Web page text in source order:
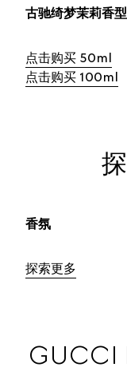
古驰绮梦茉莉香
点击购买 50ml
点击购买 100ml
香氛
探索更多
GUCCI